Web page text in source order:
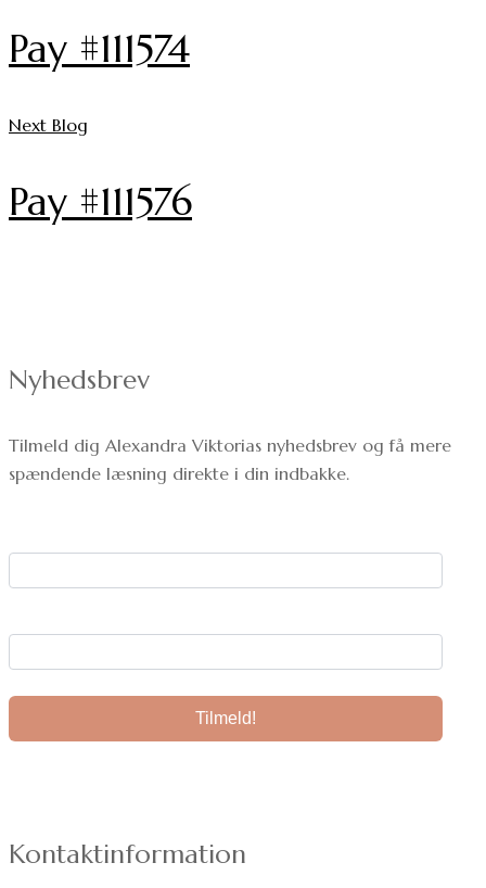
Pay #111574
Next Blog
Pay #111576
Nyhedsbrev
Tilmeld dig Alexandra Viktorias nyhedsbrev og få mere
spændende læsning direkte i din indbakke.
Kontaktinformation